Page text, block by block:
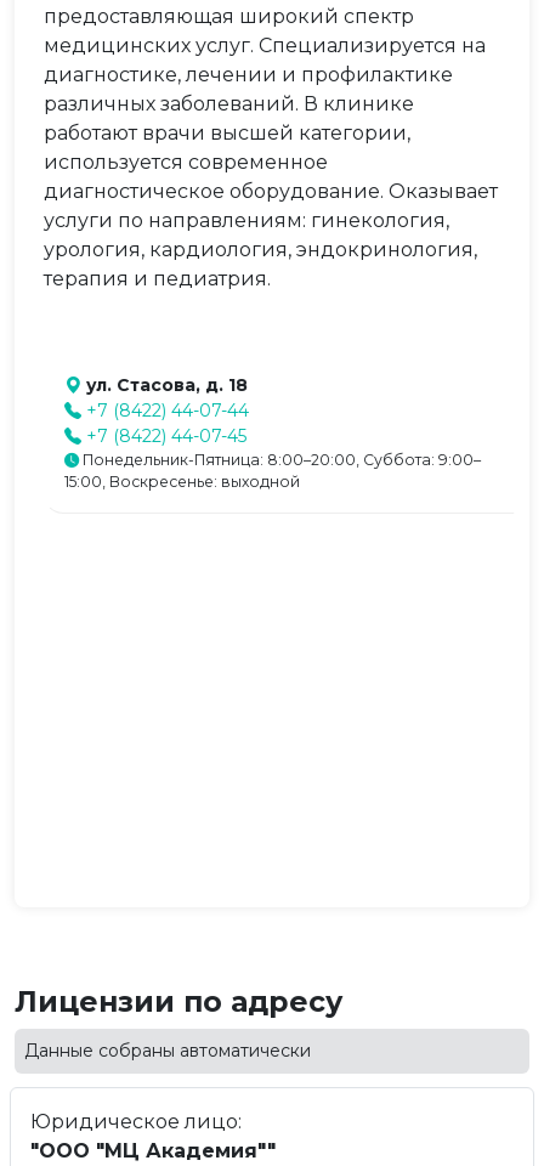
предоставляющая широкий спектр
медицинских услуг. Специализируется на
диагностике, лечении и профилактике
различных заболеваний. В клинике
работают врачи высшей категории,
используется современное
диагностическое оборудование. Оказывает
услуги по направлениям: гинекология,
урология, кардиология, эндокринология,
терапия и педиатрия.
ул. Стасова, д. 18
+7 (8422) 44-07-44
+7 (8422) 44-07-45
Понедельник-Пятница: 8:00–20:00, Суббота: 9:00–
15:00, Воскресенье: выходной
Лицензии по адресу
Данные собраны автоматически
Юридическое лицо:
"ООО "МЦ Академия""